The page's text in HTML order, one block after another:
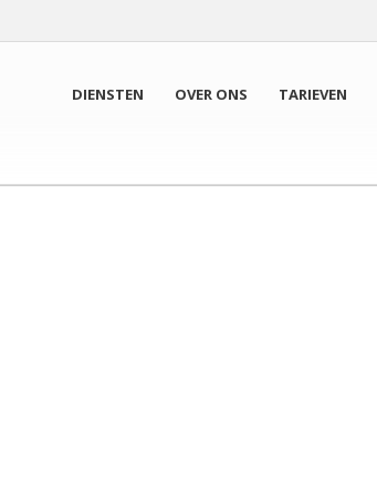
DIENSTEN OVER ONS TARIEVEN